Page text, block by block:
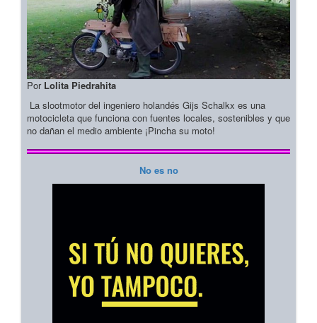
Por Lolita Piedrahita
La slootmotor del ingeniero holandés Gijs Schalkx es una
motocicleta que funciona con fuentes locales, sostenibles y que
no dañan el medio ambiente ¡Pincha su moto!
No es no